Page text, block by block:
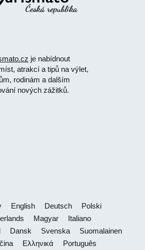
je nabídnout
atrakcí a tipů na výlet,
rodinám a dalším
nových zážitků.
English Deutsch
Polski
Magyar
Italiano
Dansk Svenska
Suomalainen
Ελληνικά Português